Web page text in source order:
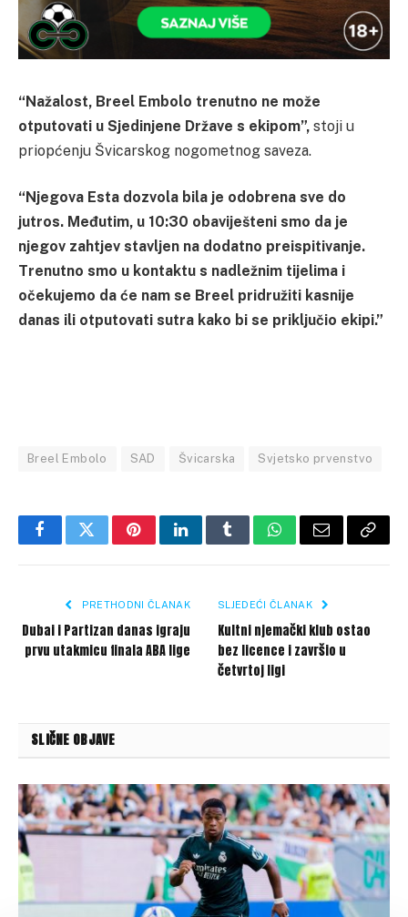
“Nažalost, Breel Embolo trenutno ne može
otputovati u Sjedinjene Države s ekipom”, stoji u
priopćenju Švicarskog nogometnog saveza.
“Njegova Esta dozvola bila je odobrena sve do
jutros. Međutim, u 10:30 obaviješteni smo da je
njegov zahtjev stavljen na dodatno preispitivanje.
Trenutno smo u kontaktu s nadležnim tijelima i
očekujemo da će nam se Breel pridružiti kasnije
danas ili otputovati sutra kako bi se priključio ekipi.”
Breel Embolo SAD Švicarska Svjetsko prvenstvo
FacebookTwitterPinterestLinkedInTumblrWhatsApp
Email Copy
PRETHODNI ČLANAK
Dubai i Partizan danas igraju
prvu utakmicu finala ABA lige
SLJEDEĆI ČLANAK
Kultni njemački klub ostao
bez licence i završio u
četvrtoj ligi
SLIČNE OBJAVE